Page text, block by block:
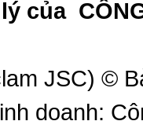
của
JSC) ©
doanh: